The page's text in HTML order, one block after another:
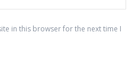
in this browser for the next time I